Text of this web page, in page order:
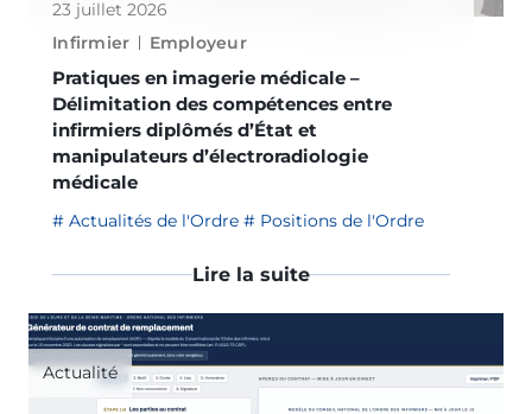
23 juillet 2026
Infirmier
Employeur
Pratiques en imagerie médicale –
Délimitation des compétences entre
infirmiers diplômés d’État et
manipulateurs d’électroradiologie
médicale
Actualités de l'Ordre Positions de l'Ordre
Lire la suite
Actualité